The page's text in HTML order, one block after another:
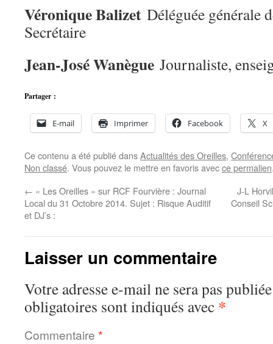
Véronique Balizet Déléguée générale
Secrétaire
Jean-José Wanègue Journaliste,
Partager :
E-mail Imprimer Facebook X
Ce contenu a été publié dansActualités des Oreilles,
Non classé. Vous pouvez le mettre en favoris avecce permalien
← « Les Oreilles » sur RCF Fourvière : Journal
Local du 31 Octobre 2014. Sujet : Risque Auditif
et DJ’s :
J-L
Conseil
Laisser un commentaire
Votre adresse e-mail ne sera pas
obligatoires sont indiqués avec *
Commentaire *